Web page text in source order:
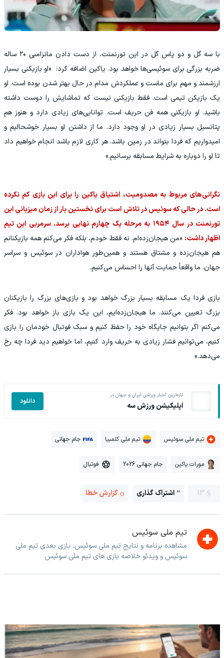
با سه گل و دو پاس گل در این تورنمنت، از دست دادن مانزامبی ۲۰ ساله
ضربه بزرگی برای سوئیسی‌ها خواهد بود. یاکین اضافه کرد: «او بازیکنی بسیار
ارزشمند و مهم برای ماست و عملکردش مدام در حال بهتر شدن بوده است. او
یک بازیکن تیمی است. فقط بازیکنی نیست که تماشایش را دوست داشته
باشید. او بازیکنی همه‌ فن‌ حریف است. توانایی‌های زیادی دارد و هنوز هم
پتانسیل بسیار زیادی در او وجود دارد. ما از داشتن او بسیار خوشحالیم و
امیدواریم که فردا بتواند در زمین باشد. هر کاری لازم باشد انجام خواهیم داد
تا او را دوباره به شرایط مسابقه برسانیم.»
نگرانی‌های مربوط به مصدومیت، اشتیاق یاکین را برای این بازی کم نکرده
است. در حالی که سوئیس در تلاش است برای نخستین بار از زمان میزبانی این
تورنمنت در سال ۱۹۵۴ به مرحله یک‌ چهارم نهایی برسد. سرمربی این تیم
اظهار داشت: «من هیجان‌زده‌ام. نه فقط خودم، بلکه فکر می‌کنم همه بازیکنانم
هم هیجان‌زده و مشتاق‌ هستند و همین‌طور هواداران در سوئیس و سراسر
جهان. ما واقعاً حمایت آنها را احساس می‌کنیم.
بازی فردا یک مسابقه بسیار بزرگ خواهد بود و بازی‌های بزرگ را بازیکنان
بزرگ تعیین می‌کنند. ما هیجان‌زده‌ایم، این یک بازی باز خواهد بود. فکر
می‌کنم اگر بتوانیم جایگاه خود را حفظ کنیم و سبک فوتبال خودمان را بازی
کنیم، می‌توانیم فشار زیادی به حریف وارد کنیم، اما خواهیم دید فردا چه رخ
می‌دهد.»
تازه‌ترین اخبار ورزشی ایران و جهان در
اپلیکیشن ورزش سه دانلود
تیم ملی سوئیس تیم ملی کلمبیا جام جهانی
مورات یاکین جام جهانی 2026 فوتبال
13 اشتراک گذاری گزارش خطا
تیم ملی سوئیس
مشاهده برنامه و نتایج تیم ملی سوئیس، بازی بعدی تیم ملی
سوئیس و ویدئو خلاصه بازی های تیم ملی سوئیس